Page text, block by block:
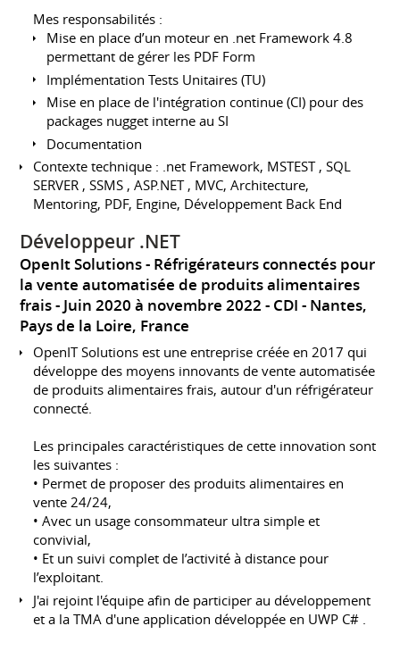
Mes responsabilités :
Mise en place d’un moteur en .net Framework 4.8
permettant de gérer les PDF Form
Implémentation Tests Unitaires (TU)
Mise en place de l'intégration continue (CI) pour des
packages nugget interne au SI
Documentation
Contexte technique : .net Framework, MSTEST , SQL
SERVER , SSMS , ASP.NET , MVC, Architecture,
Mentoring, PDF, Engine, Développement Back End
Développeur .NET
OpenIt Solutions - Réfrigérateurs connectés pour
la vente automatisée de produits alimentaires
frais
Juin 2020 à novembre 2022 CDI
Nantes,
Pays de la Loire, France
OpenIT Solutions est une entreprise créée en 2017 qui
développe des moyens innovants de vente automatisée
de produits alimentaires frais, autour d'un réfrigérateur
connecté.
Les principales caractéristiques de cette innovation sont
les suivantes :
• Permet de proposer des produits alimentaires en
vente 24/24,
• Avec un usage consommateur ultra simple et
convivial,
• Et un suivi complet de l’activité à distance pour
l’exploitant.
J'ai rejoint l'équipe afin de participer au développement
et a la TMA d'une application développée en UWP C# .